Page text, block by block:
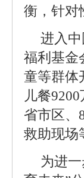
衡，针对
进入
福利基金
童等群体
儿餐
省市区、
救助现场
为进